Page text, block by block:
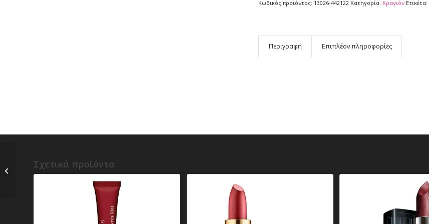
Κωδικός προϊόντος: 13026-442122 Κατηγορία: Κραγιόν Ετικέτα:
Περιγραφή Επιπλέον πληροφορίες
Σχετικά προϊόντα
u) Charlotte Tilbury –
K.I.S.S.I.N.G – Satin-